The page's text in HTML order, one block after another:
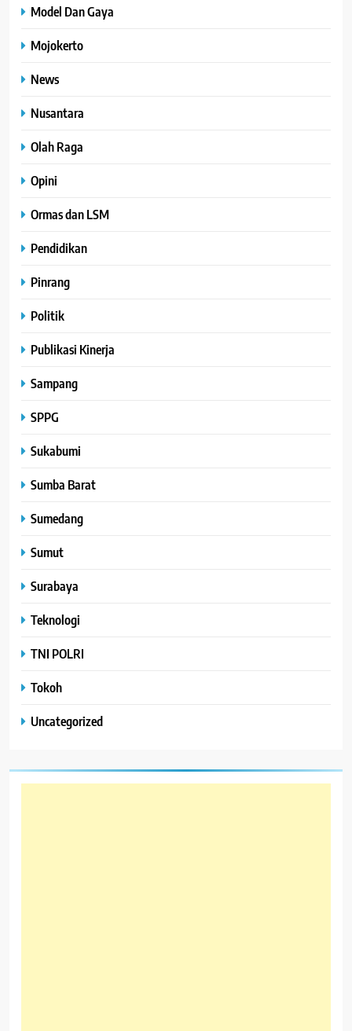
Model Dan Gaya
Mojokerto
News
Nusantara
Olah Raga
Opini
Ormas dan LSM
Pendidikan
Pinrang
Politik
Publikasi Kinerja
Sampang
SPPG
Sukabumi
Sumba Barat
Sumedang
Sumut
Surabaya
Teknologi
TNI POLRI
Tokoh
Uncategorized